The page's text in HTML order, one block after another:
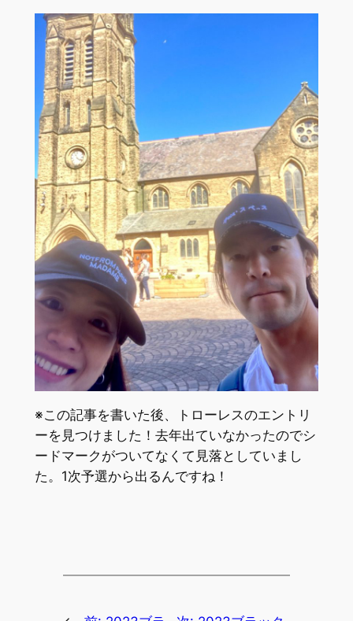
※この記事を書いた後、トローレスのエントリ
ーを見つけました！去年出ていなかったのでシ
ードマークがついてなくて見落としていまし
た。1次予選から出るんですね！